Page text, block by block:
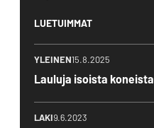
LUETUIMMAT
YLEINEN15.8.2025
Lauluja isoista koneista
LAKI9.6.2023